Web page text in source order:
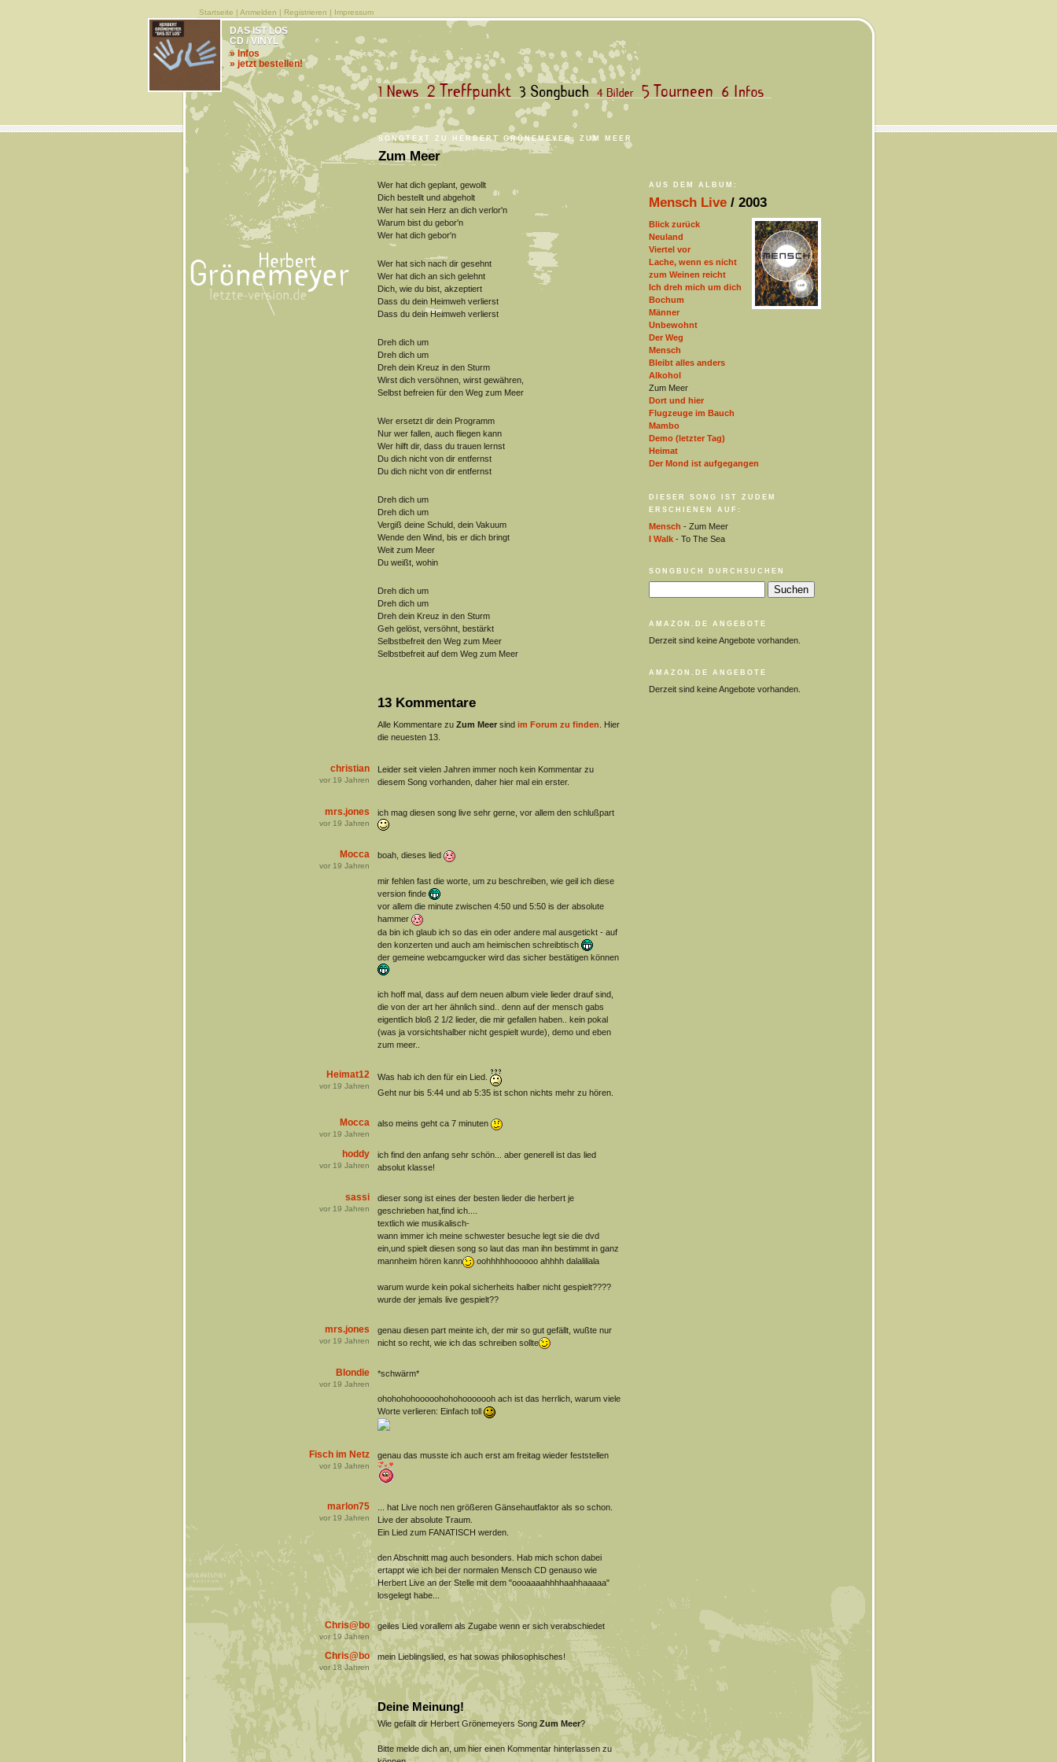
Startseite | Anmelden | Registrieren | Impressum
SONGTEXT ZU HERBERT GRÖNEMEYER: ZUM MEER
Zum Meer
DAS IST LOS
CD / VINYL
» Infos
» jetzt bestellen!
Wer hat dich geplant, gewollt
Dich bestellt und abgeholt
Wer hat sein Herz an dich verlor'n
Warum bist du gebor'n
Wer hat dich gebor'n
Wer hat sich nach dir gesehnt
Wer hat dich an sich gelehnt
Dich, wie du bist, akzeptiert
Dass du dein Heimweh verlierst
Dass du dein Heimweh verlierst
Dreh dich um
Dreh dich um
Dreh dein Kreuz in den Sturm
Wirst dich versöhnen, wirst gewähren,
Selbst befreien für den Weg zum Meer
Wer ersetzt dir dein Programm
Nur wer fallen, auch fliegen kann
Wer hilft dir, dass du trauen lernst
Du dich nicht von dir entfernst
Du dich nicht von dir entfernst
Dreh dich um
Dreh dich um
Vergiß deine Schuld, dein Vakuum
Wende den Wind, bis er dich bringt
Weit zum Meer
Du weißt, wohin
Dreh dich um
Dreh dich um
Dreh dein Kreuz in den Sturm
Geh gelöst, versöhnt, bestärkt
Selbstbefreit den Weg zum Meer
Selbstbefreit auf dem Weg zum Meer
13 Kommentare
Alle Kommentare zu Zum Meersind im Forum zu finden . Hier
die neuesten 13.
christian
vor 19 Jahren
Leider seit vielen Jahren immer noch kein Kommentar zu
diesem Song vorhanden, daher hier mal ein erster.
mrs.jones
vor 19 Jahren
ich mag diesen song live sehr gerne, vor allem den schlußpart
Mocca
vor 19 Jahren
boah, dieses lied
mir fehlen fast die worte, um zu beschreiben, wie geil ich diese
version finde
vor allem die minute zwischen 4:50 und 5:50 is der absolute
hammer
da bin ich glaub ich so das ein oder andere mal ausgetickt - auf
den konzerten und auch am heimischen schreibtisch
der gemeine webcamgucker wird das sicher bestätigen können
ich hoff mal, dass auf dem neuen album viele lieder drauf sind,
die von der art her ähnlich sind.. denn auf der mensch gabs
eigentlich bloß 2 1/2 lieder, die mir gefallen haben.. kein pokal
(was ja vorsichtshalber nicht gespielt wurde), demo und eben
zum meer..
Heimat12
vor 19 Jahren
Was hab ich den für ein Lied.
Geht nur bis 5:44 und ab 5:35 ist schon nichts mehr zu hören.
Mocca
vor 19 Jahren
also meins geht ca 7 minuten
hoddy
vor 19 Jahren
ich find den anfang sehr schön... aber generell ist das lied
absolut klasse!
sassi
vor 19 Jahren
dieser song ist eines der besten lieder die herbert je
geschrieben hat,find ich....
textlich wie musikalisch-
wann immer ich meine schwester besuche legt sie die dvd
ein,und spielt diesen song so laut das man ihn bestimmt in ganz
mannheim hören kann
oohhhhhoooooo ahhhh dalaliliala
warum wurde kein pokal sicherheits halber nicht gespielt????
wurde der jemals live gespielt??
mrs.jones
vor 19 Jahren
genau diesen part meinte ich, der mir so gut gefällt, wußte nur
nicht so recht, wie ich das schreiben sollte
Blondie
vor 19 Jahren
*schwärm*
ohohohohooooohohohooooooh ach ist das herrlich, warum viele
Worte verlieren: Einfach toll
Fisch im Netz
vor 19 Jahren
genau das musste ich auch erst am freitag wieder feststellen
marlon75
vor 19 Jahren
... hat Live noch nen größeren Gänsehautfaktor als so schon.
Live der absolute Traum.
Ein Lied zum FANATISCH werden.
den Abschnitt mag auch besonders. Hab mich schon dabei
ertappt wie ich bei der normalen Mensch CD genauso wie
Herbert Live an der Stelle mit dem "oooaaaahhhhaahhaaaaa"
losgelegt habe...
Chris@bo
vor 19 Jahren
geiles Lied vorallem als Zugabe wenn er sich verabschiedet
Chris@bo
vor18Jahren
mein Lieblingslied, es hat sowas philosophisches!
Deine Meinung!
Wie gefällt dir Herbert Grönemeyers Song Zum Meer?
Bitte melde dich an, um hier einen Kommentar hinterlassen zu
AUS DEM ALBUM:
Mensch Live/ 2003
Blick zurück
Neuland
Viertel vor
Lache, wenn es nicht
zum Weinen reicht
Ich dreh mich um dich
Bochum
Männer
Unbewohnt
Der Weg
Mensch
Bleibt alles anders
Alkohol
Zum Meer
Dort und hier
Flugzeuge im Bauch
Mambo
Demo (letzter Tag)
Heimat
Der Mond ist aufgegangen
DIESER SONG IST ZUDEM
ERSCHIENEN AUF:
Mensch - Zum Meer
I Walk- To The Sea
SONGBUCH DURCHSUCHEN
AMAZON.DE ANGEBOTE
Derzeit sind keine Angebote vorhanden.
AMAZON.DE ANGEBOTE
Derzeit sind keine Angebote vorhanden.